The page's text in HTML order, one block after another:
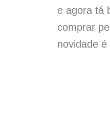
e agora tá
comprar
novidade